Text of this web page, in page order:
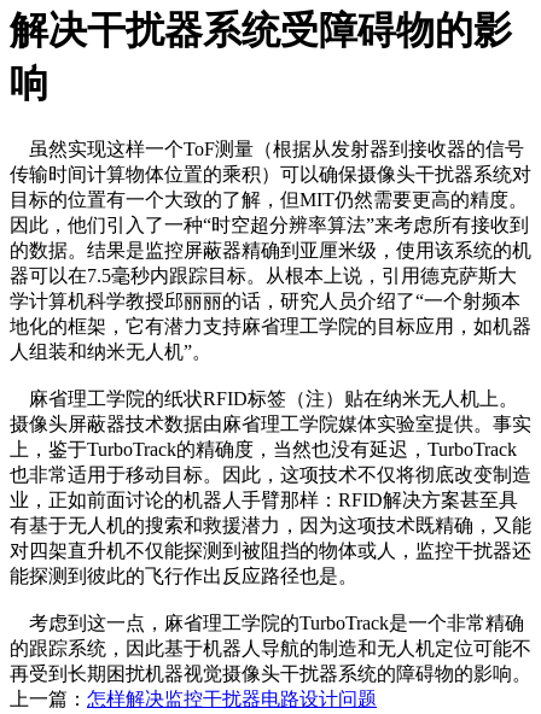
解决干扰器系统受障碍物的影
响
虽然实现这样一个ToF测量（根据从发射器到接收器的信号
传输时间计算物体位置的乘积）可以确保摄像头干扰器系统对
目标的位置有一个大致的了解，但MIT仍然需要更高的精度。
因此，他们引入了一种“时空超分辨率算法”来考虑所有接收到
的数据。结果是监控屏蔽器精确到亚厘米级，使用该系统的机
器可以在7.5毫秒内跟踪目标。从根本上说，引用德克萨斯大
学计算机科学教授邱丽丽的话，研究人员介绍了“一个射频本
地化的框架，它有潜力支持麻省理工学院的目标应用，如机器
人组装和纳米无人机”。
麻省理工学院的纸状RFID标签（注）贴在纳米无人机上。
摄像头屏蔽器技术数据由麻省理工学院媒体实验室提供。事实
上，鉴于TurboTrack的精确度，当然也没有延迟，TurboTrack
也非常适用于移动目标。因此，这项技术不仅将彻底改变制造
业，正如前面讨论的机器人手臂那样：RFID解决方案甚至具
有基于无人机的搜索和救援潜力，因为这项技术既精确，又能
对四架直升机不仅能探测到被阻挡的物体或人，监控干扰器还
能探测到彼此的飞行作出反应路径也是。
考虑到这一点，麻省理工学院的TurboTrack是一个非常精确
的跟踪系统，因此基于机器人导航的制造和无人机定位可能不
再受到长期困扰机器视觉摄像头干扰器系统的障碍物的影响。
上一篇： 怎样解决监控干扰器电路设计问题